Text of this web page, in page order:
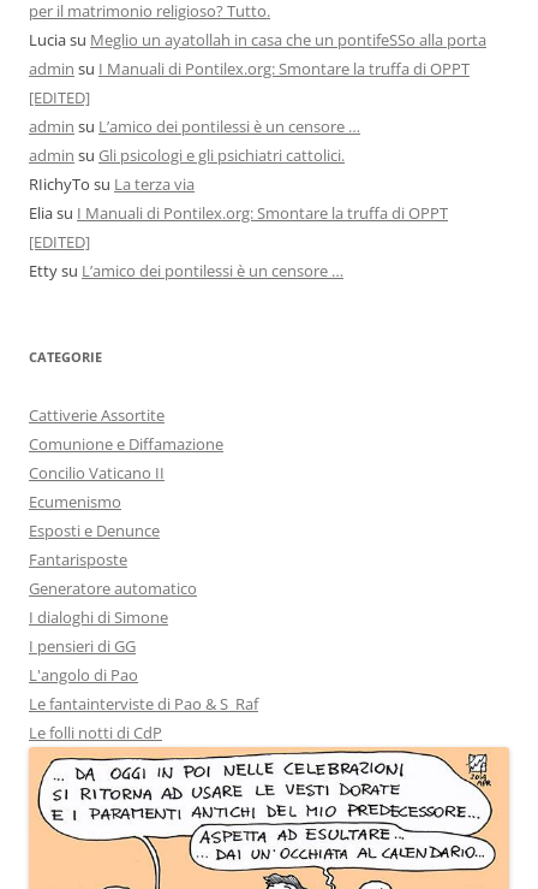
per il matrimonio religioso? Tutto.
Luciasu Meglio un ayatollah in casa che un pontifeSSo alla porta
admin su I Manuali di Pontilex.org: Smontare la truffa di OPPT
[EDITED]
admin su L’amico dei pontilessi è un censore …
admin su Gli psicologi e gli psichiatri cattolici.
RIichyTo su La terza via
Eliasu I Manuali di Pontilex.org: Smontare la truffa di OPPT
[EDITED]
Ettysu L’amico dei pontilessi è un censore …
CATEGORIE
Cattiverie Assortite
Comunione e Diffamazione
Concilio Vaticano II
Ecumenismo
Esposti e Denunce
Fantarisposte
Generatore automatico
I dialoghi di Simone
I pensieri di GG
L'angolo di Pao
Le fantainterviste di Pao & S_Raf
Le folli notti di CdP